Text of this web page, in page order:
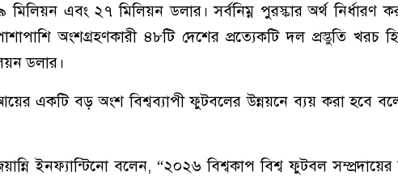
মিলিয়ন এবং ২৭ মিলিয়ন ডলার। সর্বনিম্ন পুরস্কার অর্থ নির্ধারণ
অংশগ্রহণকারী ৪৮টি দেশের প্রত্যেকটি দল প্রস্তুতি খরচ
ডলার।
একটি বড় অংশ বিশ্বব্যাপী ফুটবলের উন্নয়নে ব্যয় করা হবে
ইনফ্যান্টিনো বলেন, “২০২৬ বিশ্বকাপ বিশ্ব ফুটবল